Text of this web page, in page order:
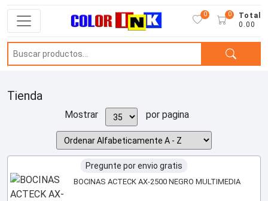
0
Total
0.00
0
Tienda
Mostrar por pagina
Pregunte por envio gratis
BOCINAS ACTECK AX-2500 NEGRO MULTIMEDIA